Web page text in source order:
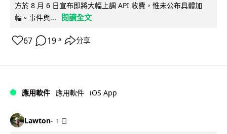
方於 8 月 6 日宣布即將大幅上調 API 收費，惟未公布具體加
幅。事件與...
閱讀全文
67 19 ↗ 分享
應用軟件 應用軟件 iOS App
Lawton 1 日